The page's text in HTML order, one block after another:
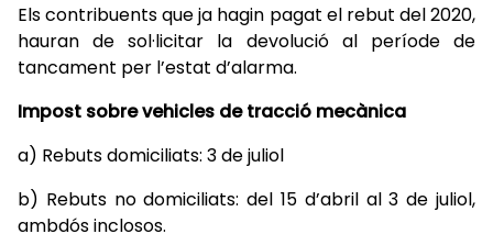
Els contribuents que ja hagin pagat el rebut del 2020,
hauran de sol·licitar la devolució al període de
tancament per l’estat d’alarma.
Impost sobre vehicles de tracció mecànica
a) Rebuts domiciliats: 3 de juliol
b) Rebuts no domiciliats: del 15 d’abril al 3 de juliol,
ambdós inclosos.